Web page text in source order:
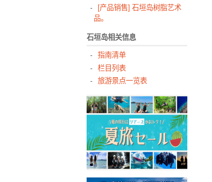
[产品销售] 石垣岛树脂艺术
品。
石垣岛相关信息
指南清单
栏目列表
旅游景点一览表